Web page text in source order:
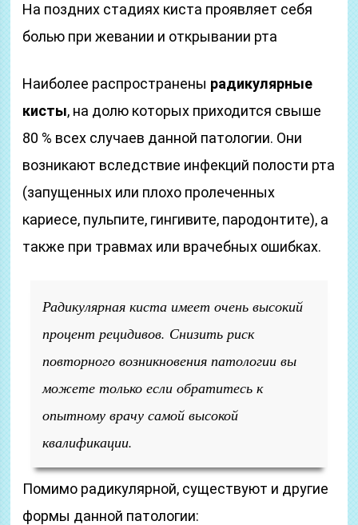
На поздних стадиях киста проявляет себя
болью при жевании и открывании рта
Наиболее распространены радикулярные
кисты, на долю которых приходится свыше
80 % всех случаев данной патологии. Они
возникают вследствие инфекций полости рта
(запущенных или плохо пролеченных
кариесе, пульпите, гингивите, пародонтите), а
также при травмах или врачебных ошибках.
Радикулярная киста имеет очень высокий
процент рецидивов. Снизить риск
повторного возникновения патологии вы
можете только если обратитесь к
опытному врачу самой высокой
квалификации.
Помимо радикулярной, существуют и другие
формы данной патологии: